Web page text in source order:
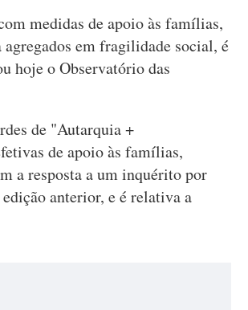
medidas de apoio às famílias,
agregados em fragilidade social, é
hoje o Observatório das
de "Autarquia +
de apoio às famílias,
a resposta a um inquérito por
anterior, e é relativa a